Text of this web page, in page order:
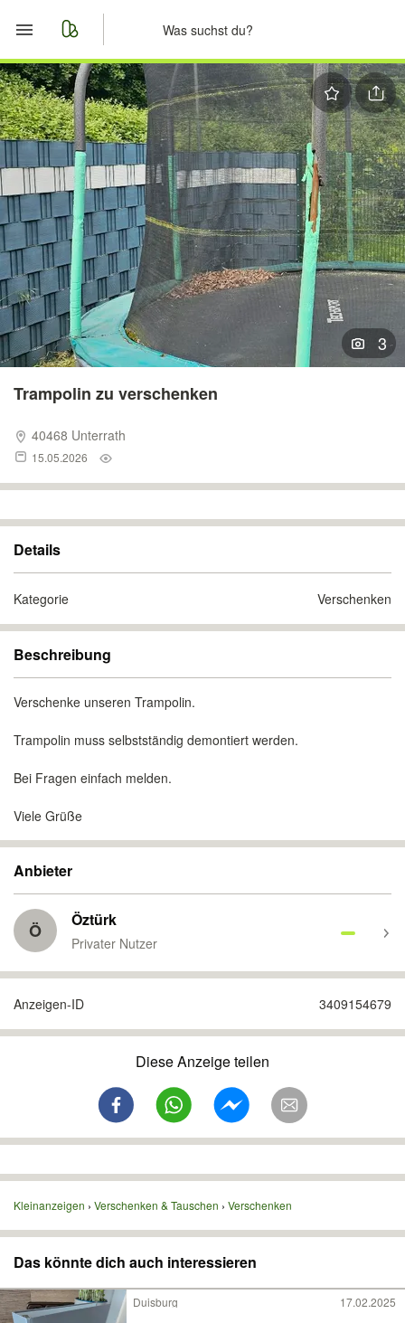
Start
Merkliste
Nachrichten
Anzeige aufgeben
3
Trampolin zu verschenken
40468 Unterrath
15.05.2026
Details
Kategorie Verschenken
Beschreibung
Verschenke unseren Trampolin.
Trampolin muss selbstständig demontiert werden.
Bei Fragen einfach melden.
Viele Grüße
Anbieter
Ö Öztürk
Privater Nutzer
Anzeigen-ID 3409154679
Diese Anzeige teilen
Kleinanzeigen Verschenken & Tauschen Verschenken
Das könnte dich auch interessieren
Duisburg 17.02.2025